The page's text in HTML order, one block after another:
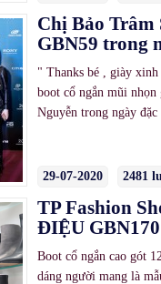
Chị Bảo Trâm
GBN59 trong
" Thanks bé , giày
boot cổ ngắn mũi nhọn
Nguyễn trong ngày
29-07-2020 2481
TP Fashion
ĐIỆU
Boot cổ ngắn cao gót
dáng người mang là